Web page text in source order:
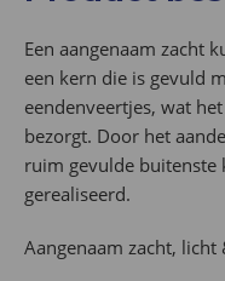
Een aangenaam zacht
een kern die is gevuld
eendenveertjes, wat
bezorgt. Door het
ruim gevulde buitenste
gerealiseerd.
Aangenaam zacht,